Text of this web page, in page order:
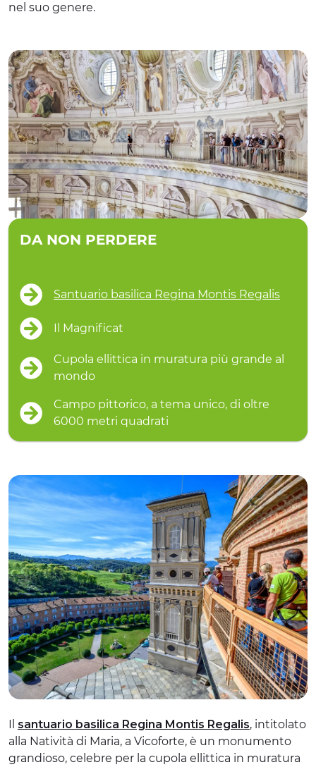
nel suo genere.
DA NON PERDERE
Santuario basilica Regina Montis Regalis
Il Magnificat
Cupola ellittica in muratura più grande al
mondo
Campo pittorico, a tema unico, di oltre
6000 metri quadrati
Il santuario basilica Regina Montis Regalis, intitolato
alla Natività di Maria, a Vicoforte, è un monumento
grandioso, celebre per la cupola ellittica in muratura